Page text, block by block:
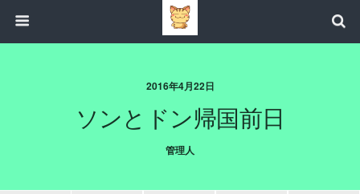
2016年4月22日
ソンとドン帰国前日
管理人